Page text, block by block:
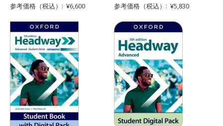
参考価格（税込）: ¥6,600
参考価格（税込）: ¥5,830